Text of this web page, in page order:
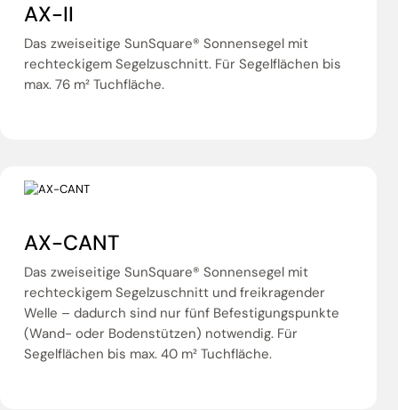
AX-II
Das zweiseitige SunSquare® Sonnensegel mit
rechteckigem Segelzuschnitt. Für Segelflächen bis
max. 76 m² Tuchfläche.
AX-CANT
Das zweiseitige SunSquare® Sonnensegel mit
rechteckigem Segelzuschnitt und freikragender
Welle – dadurch sind nur fünf Befestigungspunkte
(Wand- oder Bodenstützen) notwendig. Für
Segelflächen bis max. 40 m² Tuchfläche.